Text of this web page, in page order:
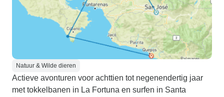
Natuur & Wilde dieren
Actieve avonturen voor achttien tot negenendertig jaar
met tokkelbanen in La Fortuna en surfen in Santa